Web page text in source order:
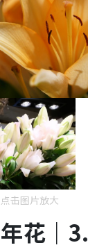
点击图片放大
年花 ｜3.